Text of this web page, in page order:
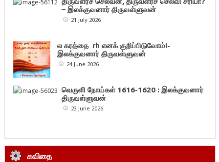
– இலக்குவனார் திருவள்ளுவன்
21 July 2026
ல கரத்தை rh எனக் குறிப்பிடுவோம்!-
இலக்குவனார் திருவள்ளுவன்
24 June 2026
வெருளி நோய்கள் 1616-1620 : இலக்குவனார்
திருவள்ளுவன்
23 June 2026
கவிதை